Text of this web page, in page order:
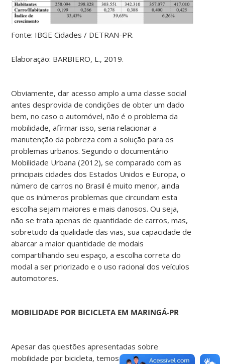
Fonte: IBGE Cidades / DETRAN-PR.
Elaboração: BARBIERO, L., 2019.
Obviamente, dar acesso amplo a uma classe social
antes desprovida de condições de obter um dado
bem, no caso o automóvel, não é o problema da
mobilidade, afirmar isso, seria relacionar a
manutenção da pobreza com a solução para os
problemas urbanos. Segundo o documentário
Mobilidade Urbana (2012), se comparado com as
principais cidades dos Estados Unidos e Europa, o
número de carros no Brasil é muito menor, ainda
que os inúmeros problemas que circundam esta
escolha sejam maiores e mais danosos. Ou seja,
não se trata apenas de quantidade de carros, mas,
sobretudo da qualidade das vias, sua capacidade de
abarcar a maior quantidade de modais
compartilhando seu espaço, a escolha correta do
modal a ser priorizado e o uso racional dos veículos
automotores.
MOBILIDADE POR BICICLETA EM MARINGÁ-PR
Apesar das questões apresentadas sobre
mobilidade por bicicleta, temos também críticas ao